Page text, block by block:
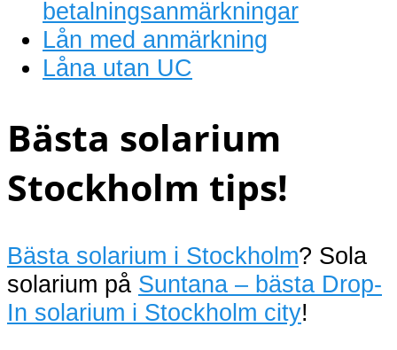
betalningsanmärkningar
Lån med anmärkning
Låna utan UC
Bästa solarium
Stockholm tips!
Bästa solarium i Stockholm? Sola
solarium på Suntana – bästa Drop-
In solarium i Stockholm city!